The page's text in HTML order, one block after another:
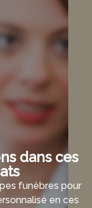
dans ces
funèbres pour
en ces